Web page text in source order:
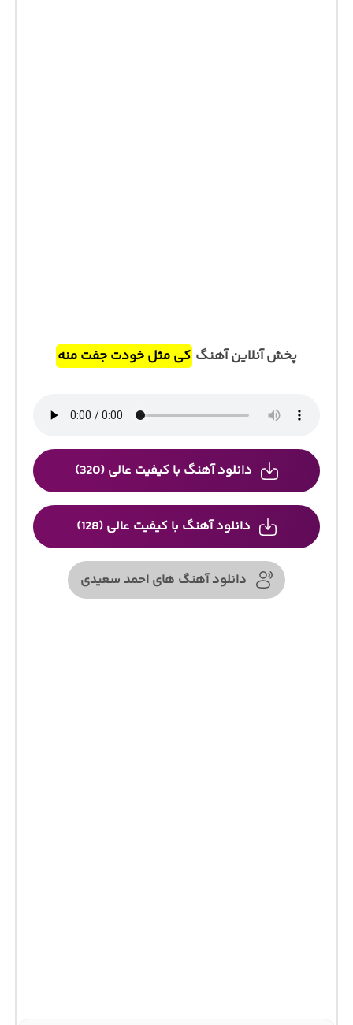
پخش آنلاین آهنگ کی مثل خودت جفت منه
دانلود آهنگ با کیفیت عالی (320)
دانلود آهنگ با کیفیت عالی (128)
دانلود آهنگ های احمد سعیدی